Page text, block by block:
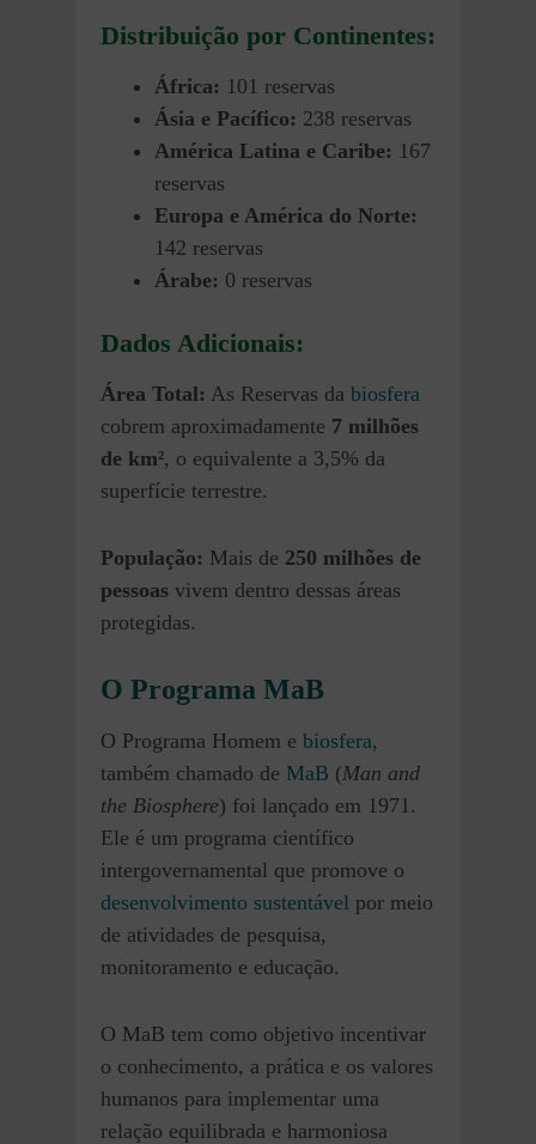
Distribuição por Continentes:
África: 101 reservas
Ásia e Pacífico: 238 reservas
América Latina e Caribe: 167
reservas
Europa e América do Norte:
142 reservas
Árabe: 0 reservas
Dados Adicionais:
Área Total: As Reservas da biosfera
cobrem aproximadamente 7 milhões
de km², o equivalente a 3,5% da
superfície terrestre.
População: Mais de 250 milhões de
pessoas vivem dentro dessas áreas
protegidas.
O Programa MaB
O Programa Homem e biosfera,
também chamado de MaB (Man and
the Biosphere) foi lançado em 1971.
Ele é um programa científico
intergovernamental que promove o
desenvolvimento sustentável por meio
de atividades de pesquisa,
monitoramento e educação.
O MaB tem como objetivo incentivar
o conhecimento, a prática e os valores
humanos para implementar uma
relação equilibrada e harmoniosa